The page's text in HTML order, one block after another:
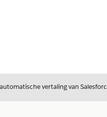
vertaling van